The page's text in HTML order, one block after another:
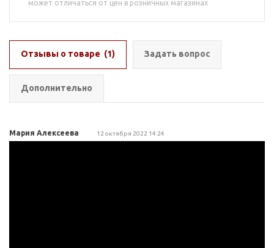
может отличаться от цен в розничных магазинах
Отзывы о товаре (1) Задать вопрос
Дополнительно
Мария Алексеева 12 октября 2022 14:24